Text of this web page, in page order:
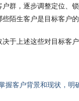
群，逐步调整定位、
陌生客户是目标客户
于上述这些对目标客
握客户背景和现状，明